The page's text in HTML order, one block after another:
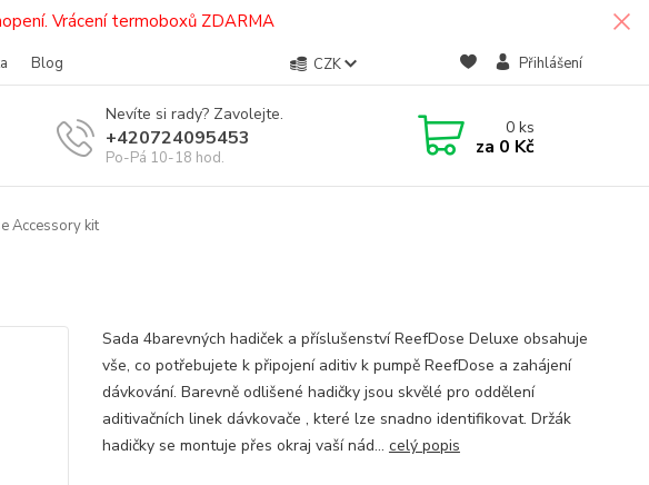
Vrácení termoboxů ZDARMA
Blog CZK Přihlášení
Nevíte si rady? Zavolejte.
+420724095453
Po-Pá 10-18 hod.
0ks
za 0 Kč
Accessory kit
Sada 4barevných hadiček a příslušenství ReefDose Deluxe obsahuje
vše, co potřebujete k připojení aditiv k pumpě ReefDose a zahájení
dávkování. Barevně odlišené hadičky jsou skvělé pro oddělení
aditivačních linek dávkovače , které lze snadno identifikovat. Držák
hadičky se montuje přes okraj vaší nád... celý popis